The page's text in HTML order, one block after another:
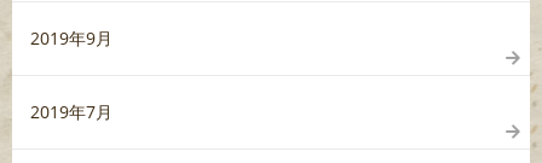
2019年9月
2019年7月